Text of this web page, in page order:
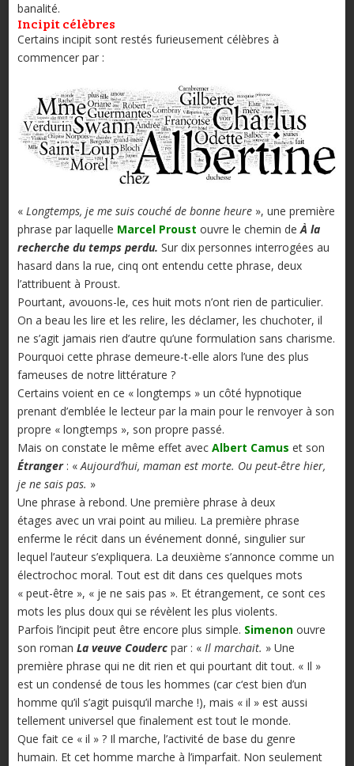
banalité.
Incipit célèbres
Certains incipit sont restés furieusement célèbres à
commencer par :
« Longtemps, je me suis couché de bonne heure», une première
phrase par laquelle Marcel Proust ouvre le chemin de À la
recherche du temps perdu. Sur dix personnes interrogées au
hasard dans la rue, cinq ont entendu cette phrase, deux
l’attribuent à Proust.
Pourtant, avouons-le, ces huit mots n’ont rien de particulier.
On a beau les lire et les relire, les déclamer, les chuchoter, il
ne s’agit jamais rien d’autre qu’une formulation sans charisme.
Pourquoi cette phrase demeure-t-elle alors l’une des plus
fameuses de notre littérature ?
Certains voient en ce « longtemps » un côté hypnotique
prenant d’emblée le lecteur par la main pour le renvoyer à son
propre « longtemps », son propre passé.
Mais on constate le même effet avec Albert Camus et son
Étranger: « Aujourd’hui, maman est morte. Ou peut-être hier,
je ne sais pas. »
Une phrase à rebond. Une première phrase à deux
étages avec un vrai point au milieu. La première phrase
enferme le récit dans un événement donné, singulier sur
lequel l’auteur s’expliquera. La deuxième s’annonce comme un
électrochoc moral. Tout est dit dans ces quelques mots
« peut-être », « je ne sais pas ». Et étrangement, ce sont ces
mots les plus doux qui se révèlent les plus violents.
Parfois l’incipit peut être encore plus simple. Simenonouvre
son roman La veuve Coudercpar : « Il marchait. » Une
première phrase qui ne dit rien et qui pourtant dit tout. « Il »
est un condensé de tous les hommes (car c‘est bien d’un
homme qu’il s’agit puisqu’il marche !), mais « il » est aussi
tellement universel que finalement est tout le monde.
Que fait ce « il » ? Il marche, l’activité de base du genre
humain. Et cet homme marche à l’imparfait. Non seulement